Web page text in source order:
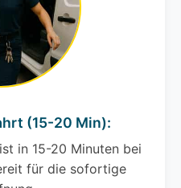
(15-20 Min):
in 15-20 Minuten bei
für die sofortige